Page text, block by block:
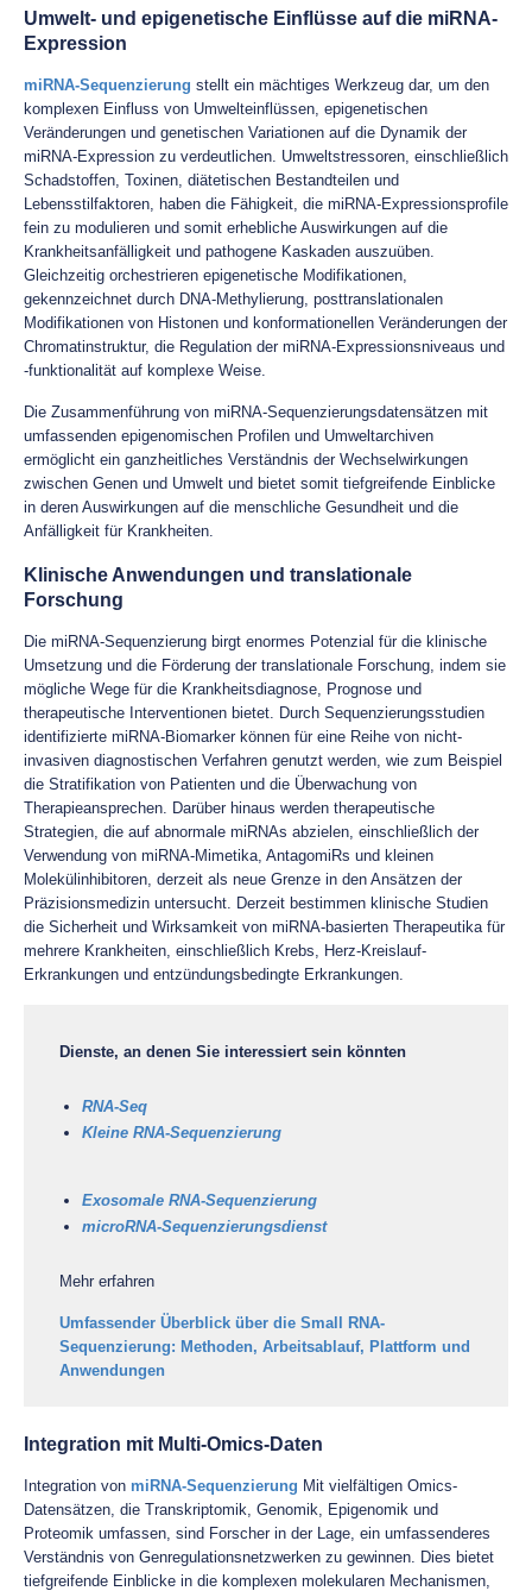
Umwelt- und epigenetische Einflüsse auf die miRNA-
Expression
miRNA-Sequenzierung stellt ein mächtiges Werkzeug dar, um den
komplexen Einfluss von Umwelteinflüssen, epigenetischen
Veränderungen und genetischen Variationen auf die Dynamik der
miRNA-Expression zu verdeutlichen. Umweltstressoren, einschließlich
Schadstoffen, Toxinen, diätetischen Bestandteilen und
Lebensstilfaktoren, haben die Fähigkeit, die miRNA-Expressionsprofile
fein zu modulieren und somit erhebliche Auswirkungen auf die
Krankheitsanfälligkeit und pathogene Kaskaden auszuüben.
Gleichzeitig orchestrieren epigenetische Modifikationen,
gekennzeichnet durch DNA-Methylierung, posttranslationalen
Modifikationen von Histonen und konformationellen Veränderungen der
Chromatinstruktur, die Regulation der miRNA-Expressionsniveaus und
-funktionalität auf komplexe Weise.
Die Zusammenführung von miRNA-Sequenzierungsdatensätzen mit
umfassenden epigenomischen Profilen und Umweltarchiven
ermöglicht ein ganzheitliches Verständnis der Wechselwirkungen
zwischen Genen und Umwelt und bietet somit tiefgreifende Einblicke
in deren Auswirkungen auf die menschliche Gesundheit und die
Anfälligkeit für Krankheiten.
Klinische Anwendungen und translationale
Forschung
Die miRNA-Sequenzierung birgt enormes Potenzial für die klinische
Umsetzung und die Förderung der translationale Forschung, indem sie
mögliche Wege für die Krankheitsdiagnose, Prognose und
therapeutische Interventionen bietet. Durch Sequenzierungsstudien
identifizierte miRNA-Biomarker können für eine Reihe von nicht-
invasiven diagnostischen Verfahren genutzt werden, wie zum Beispiel
die Stratifikation von Patienten und die Überwachung von
Therapieansprechen. Darüber hinaus werden therapeutische
Strategien, die auf abnormale miRNAs abzielen, einschließlich der
Verwendung von miRNA-Mimetika, AntagomiRs und kleinen
Molekülinhibitoren, derzeit als neue Grenze in den Ansätzen der
Präzisionsmedizin untersucht. Derzeit bestimmen klinische Studien
die Sicherheit und Wirksamkeit von miRNA-basierten Therapeutika für
mehrere Krankheiten, einschließlich Krebs, Herz-Kreislauf-
Erkrankungen und entzündungsbedingte Erkrankungen.
Dienste, an denen Sie interessiert sein könnten
RNA-Seq
Kleine RNA-Sequenzierung
Exosomale RNA-Sequenzierung
microRNA-Sequenzierungsdienst
Mehr erfahren
Umfassender Überblick über die Small RNA-
Sequenzierung: Methoden, Arbeitsablauf, Plattform und
Anwendungen
Integration mit Multi-Omics-Daten
Integration von miRNA-Sequenzierung Mit vielfältigen Omics-
Datensätzen, die Transkriptomik, Genomik, Epigenomik und
Proteomik umfassen, sind Forscher in der Lage, ein umfassenderes
Verständnis von Genregulationsnetzwerken zu gewinnen. Dies bietet
tiefgreifende Einblicke in die komplexen molekularen Mechanismen,